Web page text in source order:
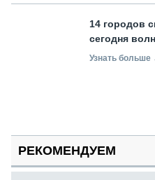
14 городов
сегодня
Узнать больше
РЕКОМЕНДУЕМ